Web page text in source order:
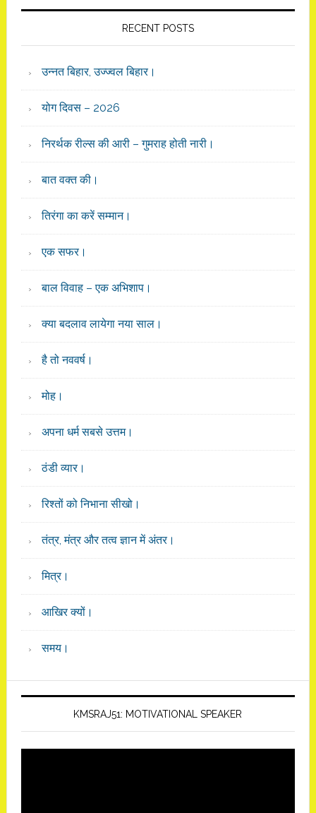
RECENT POSTS
उन्नत बिहार, उज्ज्वल बिहार।
योग दिवस – 2026
निरर्थक रील्स की आरी – गुमराह होती नारी।
बात वक्त की।
तिरंगा का करें सम्मान।
एक सफर।
बाल विवाह – एक अभिशाप।
क्या बदलाव लायेगा नया साल।
है तो नववर्ष।
मोह।
अपना धर्म सबसे उत्तम।
ठंडी व्यार।
रिश्तों को निभाना सीखो।
तंत्र, मंत्र और तत्व ज्ञान में अंतर।
मित्र।
आखिर क्यों।
समय।
KMSRAJ51: MOTIVATIONAL SPEAKER